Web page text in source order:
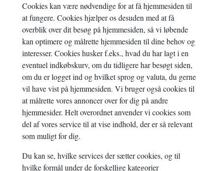
Cookies kan være nødvendige for at få hjemmesiden til
at fungere. Cookies hjælper os desuden med at få
overblik over dit besøg på hjemmesiden, så vi løbende
kan optimere og målrette hjemmesiden til dine behov og
interesser. Cookies husker f.eks., hvad du har lagt i en
eventuel indkøbskurv, om du tidligere har besøgt siden,
om du er logget ind og hvilket sprog og valuta, du gerne
vil have vist på hjemmesiden. Vi bruger også cookies til
at målrette vores annoncer over for dig på andre
hjemmesider. Helt overordnet anvender vi cookies som
del af vores service til at vise indhold, der er så relevant
som muligt for dig.
Du kan se, hvilke services der sætter cookies, og til
hvilke formål under de forskellige kategorier